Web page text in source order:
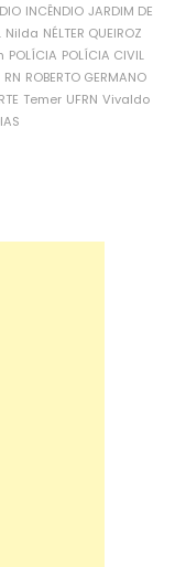
INCÊNDIO JARDIM DE
Nilda NÉLTER QUEIROZ
POLÍCIA POLÍCIA CIVIL
RN ROBERTO GERMANO
Temer UFRN Vivaldo